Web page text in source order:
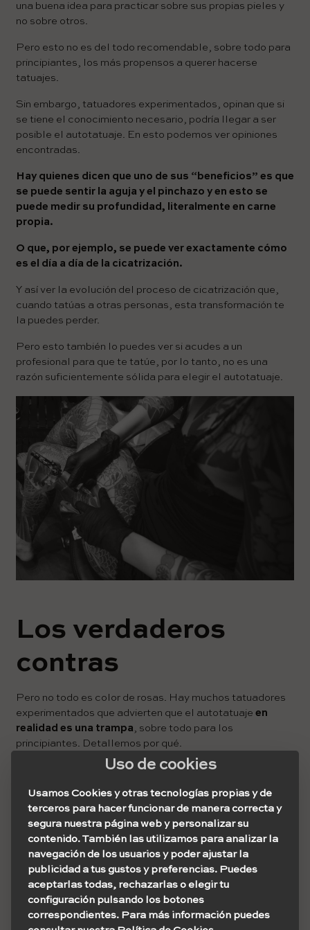
una buena idea para practicar sobre sus propias pieles y
no sobre otros.
Pero esto no es del todo recomendable, sobre todo para
principiantes, los más propensos a querer hacerse
tatuajes.
Sin embargo, tatuadores experimentados, opinan que si
se tiene el conocimiento necesario, podría llegar a ser
posible el autotatuaje. En esto podemos ver opiniones
encontradas.
Hay quienes dicen que uno de sus “beneficios” es que
se puede sentir la aguja y el pinchazo y en esto se
puede medir su profundidad, literalmente en carne
propia.
O que, por ejemplo, se puede ver exactamente cómo
es el día a día de la cicatrización.
Y así ver la evolución del proceso de cicatrización que,
cuando tatúas a otras personas, esta transformación te
la puedes perder.
Pero esto también lo puedes ver si acudes a un
profesional para que te tatúe, por lo tanto, no es una
razón suficientemente sólida para elegir el autotatuaje.
Los verdaderos
contras
Pero no todo es color de rosas. Hay muchos tatuadores
experimentados que advierten que el autotatuaje en
realidad es una trampa , sobre todo para los
principiantes. Detallemos por qué.
Dependiendo de la zona en la que te tatúes, con el
autotatuaje perderás una porción del campo de visión que
tendrías si se tratara del cuerpo de otro, porque estarás
limitado a los movimientos y tu mirada se tendrá que
acomodar a esto.
Además, por más de que utilices una iluminación super
pareja y potente, en algún momento aparecerán algunas
Uso de cookies
Usamos Cookies y otras tecnologías propias y de
terceros para hacer funcionar de manera correcta y
segura nuestra página web y personalizar su
contenido. También las utilizamos para analizar la
navegación de los usuarios y poder ajustar la
publicidad a tus gustos y preferencias. Puedes
aceptarlas todas, rechazarlas o elegir tu
configuración pulsando los botones
correspondientes. Para más información puedes